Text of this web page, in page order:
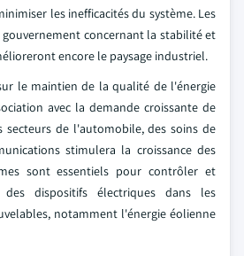
les inefficacités du système. Les
concernant la stabilité et
encore le paysage industriel.
le maintien de la qualité de l'énergie
avec la demande croissante de
secteurs de l'automobile, des soins de
stimulera la croissance des
sont essentiels pour contrôler et
dispositifs électriques dans les
notamment l'énergie éolienne